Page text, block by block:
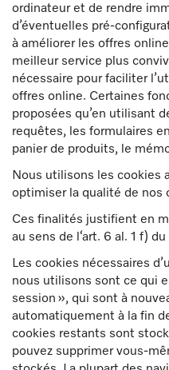
ordinateur et de rendre
d’éventuelles pré-
à améliorer les offres
meilleur service plus
nécessaire pour faciliter
offres online. Certaines
proposées qu’en utilisant
requêtes, les formulaires
panier de produits, le
Nous utilisons les cookies
optimiser la qualité de nos
Ces finalités justifient en
au sens de l‘art. 6 al. 1 f) du
Les cookies nécessaires
nous utilisons sont ce qui
session », qui sont à
automatiquement à la fin
cookies restants sont
pouvez supprimer vous-